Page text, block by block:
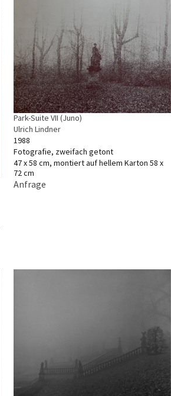
Park-Suite VII (Juno)
Ulrich Lindner
1988
Fotografie, zweifach getont
47 x 58 cm, montiert auf hellem Karton 58 x
72 cm
Anfrage